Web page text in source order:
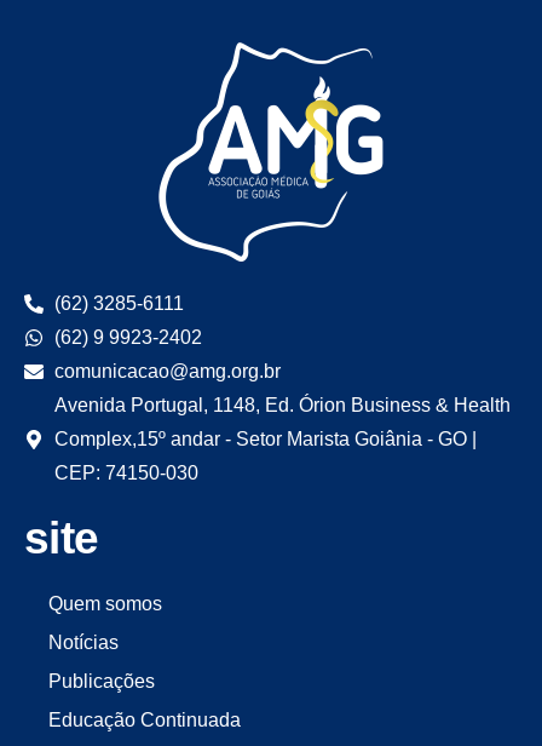
(62) 3285-6111
(62) 9 9923-2402
comunicacao@amg.org.br
Avenida Portugal, 1148, Ed. Órion Business & Health
Complex,15º andar - Setor Marista Goiânia - GO |
CEP: 74150-030
site
Quem somos
Notícias
Publicações
Educação Continuada